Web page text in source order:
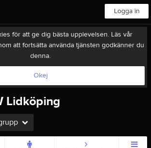
Logga in
för att ge dig bästa upplevelsen. Läs vår
att fortsätta använda tjänsten godkänner du
denna.
Okej
Lidköping